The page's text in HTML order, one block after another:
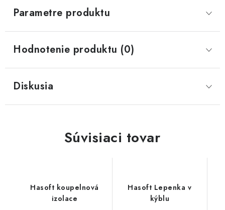
Parametre produktu
Hodnotenie produktu (0)
Diskusia
Súvisiaci tovar
Hasoft koupelnová
izolace
Hasoft Lepenka v
kýblu